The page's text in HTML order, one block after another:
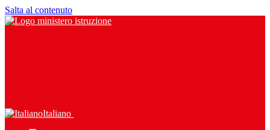
Salta al contenuto
Italiano